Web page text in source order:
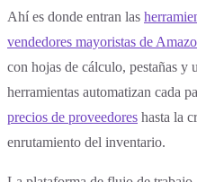
Ahí es donde entran las
vendedores mayoristas de
con hojas de cálculo, pestañas y
herramientas automatizan cada
precios de proveedores hasta la
enrutamiento del inventario.